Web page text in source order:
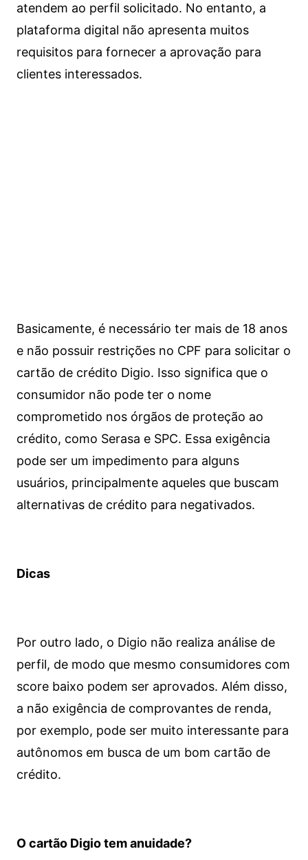
atendem ao perfil solicitado. No entanto, a
plataforma digital não apresenta muitos
requisitos para fornecer a aprovação para
clientes interessados.
Basicamente, é necessário ter mais de 18 anos
e não possuir restrições no CPF para solicitar o
cartão de crédito Digio. Isso significa que o
consumidor não pode ter o nome
comprometido nos órgãos de proteção ao
crédito, como Serasa e SPC. Essa exigência
pode ser um impedimento para alguns
usuários, principalmente aqueles que buscam
alternativas de crédito para negativados.
Dicas
Por outro lado, o Digio não realiza análise de
perfil, de modo que mesmo consumidores com
score baixo podem ser aprovados. Além disso,
a não exigência de comprovantes de renda,
por exemplo, pode ser muito interessante para
autônomos em busca de um bom cartão de
crédito.
O cartão Digio tem anuidade?